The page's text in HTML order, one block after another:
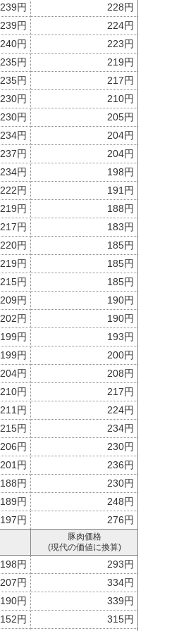
239円
228円
239円
224円
240円
223円
235円
219円
235円
217円
230円
210円
230円
205円
234円
204円
237円
204円
234円
198円
222円
191円
219円
188円
217円
183円
220円
185円
219円
185円
215円
185円
209円
190円
202円
190円
199円
193円
199円
200円
204円
208円
210円
217円
211円
224円
215円
234円
206円
230円
201円
236円
188円
230円
189円
248円
197円 276円
豚肉価格
(現代の価値に換算)
198円
293円
207円
334円
190円
339円
152円
315円